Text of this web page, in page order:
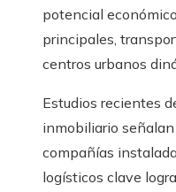
potencial
principales,
centros urbanos
Estudios recientes
inmobiliario señalan
compañías
logísticos clave